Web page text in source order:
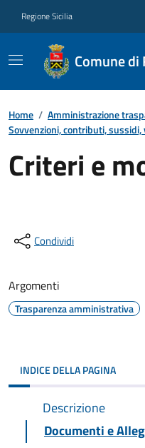
Regione Sicilia
Comune di
Home / Amministrazione
Sovvenzioni, contributi, sussidi,
Criteri e
Condividi
Argomenti
Trasparenza amministrativa
INDICE DELLA PAGINA
Descrizione
Documenti e